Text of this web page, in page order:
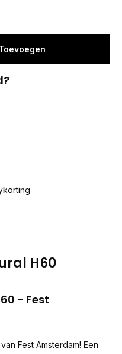
H60
- Fest
Fest Amsterdam! Een